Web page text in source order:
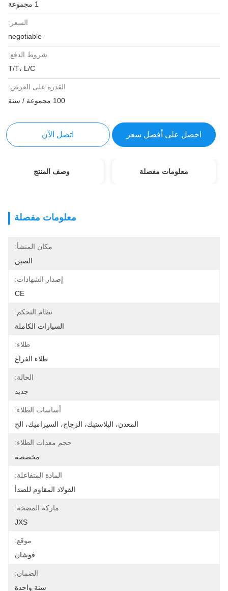
السعر:
negotiable
شروط الدفع:
T/T، L/C
القدرة على العرض:
100 مجموعة / سنة
احصل على أفضل سعر اتصل الآن
معلومات مفصلة وصف المنتج
معلومات مفصلة
مكان المنشأ:
الصين
إصدار الشهادات:
CE
نظام التحكم:
السيارات الكاملة
طلاء:
طلاء الفراغ
الحالة:
جديد
أساسات الطلاء:
المعدن، البلاستيك، الزجاج، السيراميك، الخ
حجم معدات الطلاء:
مخصصة
المادة المتفاعلة:
الفولاذ المقاوم للصدأ
ماركة المضخة:
JXS
موقع:
فوشان
الضمان:
سنة واحدة